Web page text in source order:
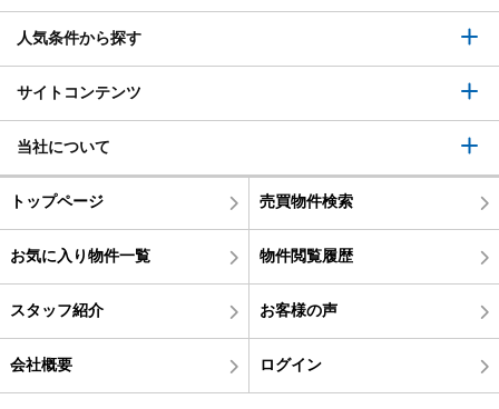
人気条件から探す
サイトコンテンツ
当社について
トップページ 売買物件検索
お気に入り物件一覧 物件閲覧履歴
スタッフ紹介 お客様の声
会社概要 ログイン